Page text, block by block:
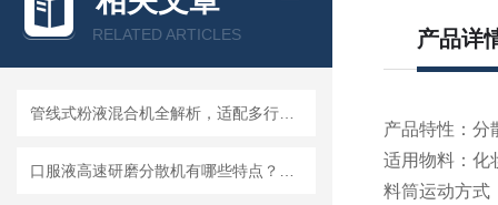
RELATED ARTICLES 产品详
产品特性：分
适用物料：化
料筒运动方式